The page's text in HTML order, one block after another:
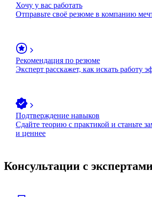
Хочу у вас работать
Отправьте своё резюме в компанию
Рекомендация по резюме
Эксперт расскажет, как искать работу
Подтверждение навыков
Сдайте теорию с практикой и станьте
и ценнее
Консультации с